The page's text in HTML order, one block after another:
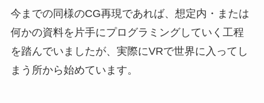
今までの同様のCG再現であれば、想定内・または
何かの資料を片手にプログラミングしていく工程
を踏んでいましたが、実際にVRで世界に入ってし
まう所から始めています。